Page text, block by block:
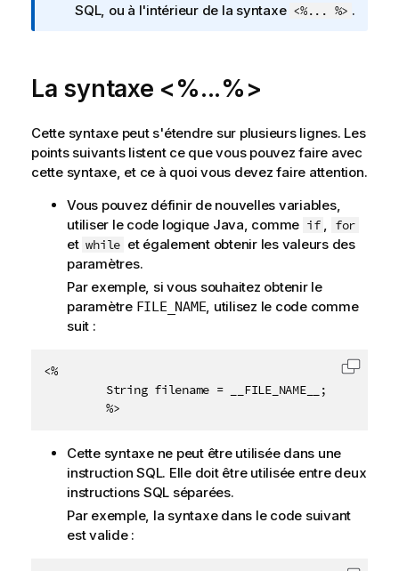
e
o
r
m
a
t
o
n
s
SQL, ou à l'intérieur de la syntaxe <%... %> .
La syntaxe <%...%>
Cette syntaxe peut s'étendre sur plusieurs lignes. Les
points suivants listent ce que vous pouvez faire avec
cette syntaxe, et ce à quoi vous devez faire attention.
Vous pouvez définir de nouvelles variables,
utiliser le code logique Java, comme if , for
et while et également obtenir les valeurs des
paramètres.
Par exemple, si vous souhaitez obtenir le
paramètre FILE_NAME, utilisez le code comme
suit :
<%
         String filename = __FILE_NAME__;
         %>
Copier
Cette syntaxe ne peut être utilisée dans une
instruction SQL. Elle doit être utilisée entre deux
instructions SQL séparées.
Par exemple, la syntaxe dans le code suivant
est valide :